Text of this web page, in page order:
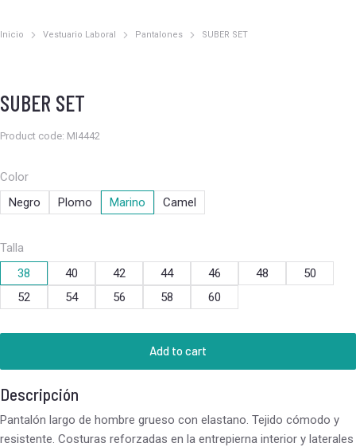
Estás aquí:
Inicio Vestuario Laboral Pantalones SUBER SET
SUBER SET
Product code: MI4442
Color
Negro
Plomo Marino Camel
Talla
38
40 42 44 46 48
50
52
54 56 58 60
Add to cart
Descripción
Pantalón largo de hombre grueso con elastano. Tejido cómodo y
resistente. Costuras reforzadas en la entrepierna interior y laterales